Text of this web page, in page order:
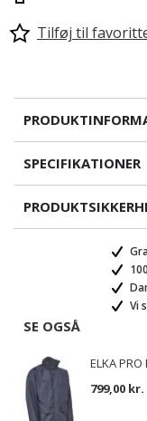
Tilføj til
SPECIFIKATIONER
Vi
SE OGSÅ
ELKA
799,00 kr.